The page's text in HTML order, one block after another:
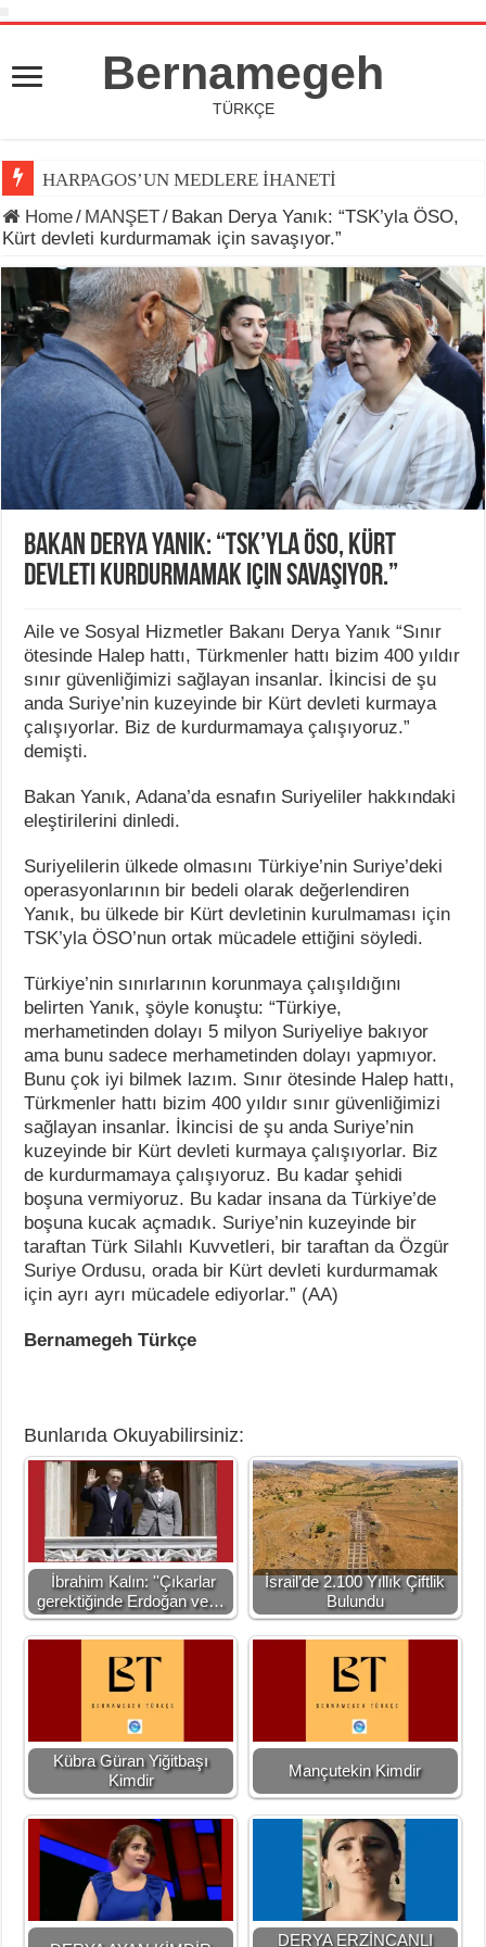
Bernamegeh
TÜRKÇE
HARPAGOS’UN MEDLERE İHANETİ
Home/ MANŞET/ Bakan Derya Yanık: “TSK’yla ÖSO,
Kürt devleti kurdurmamak için savaşıyor.”
Bakan Derya Yanık: “TSK’yla ÖSO, Kürt
devleti kurdurmamak için savaşıyor.”
Aile ve Sosyal Hizmetler Bakanı Derya Yanık “Sınır
ötesinde Halep hattı, Türkmenler hattı bizim 400 yıldır
sınır güvenliğimizi sağlayan insanlar. İkincisi de şu
anda Suriye’nin kuzeyinde bir Kürt devleti kurmaya
çalışıyorlar. Biz de kurdurmamaya çalışıyoruz.”
demişti.
Bakan Yanık, Adana’da esnafın Suriyeliler hakkındaki
eleştirilerini dinledi.
Suriyelilerin ülkede olmasını Türkiye’nin Suriye’deki
operasyonlarının bir bedeli olarak değerlendiren
Yanık, bu ülkede bir Kürt devletinin kurulmaması için
TSK’yla ÖSO’nun ortak mücadele ettiğini söyledi.
Türkiye’nin sınırlarının korunmaya çalışıldığını
belirten Yanık, şöyle konuştu: “Türkiye,
merhametinden dolayı 5 milyon Suriyeliye bakıyor
ama bunu sadece merhametinden dolayı yapmıyor.
Bunu çok iyi bilmek lazım. Sınır ötesinde Halep hattı,
Türkmenler hattı bizim 400 yıldır sınır güvenliğimizi
sağlayan insanlar. İkincisi de şu anda Suriye’nin
kuzeyinde bir Kürt devleti kurmaya çalışıyorlar. Biz
de kurdurmamaya çalışıyoruz. Bu kadar şehidi
boşuna vermiyoruz. Bu kadar insana da Türkiye’de
boşuna kucak açmadık. Suriye’nin kuzeyinde bir
taraftan Türk Silahlı Kuvvetleri, bir taraftan da Özgür
Suriye Ordusu, orada bir Kürt devleti kurdurmamak
için ayrı ayrı mücadele ediyorlar.” (AA)
Bernamegeh Türkçe
Bunlarıda Okuyabilirsiniz:
İbrahim Kalın: ''Çıkarlar
gerektiğinde Erdoğan ve…
İsrail’de 2.100 Yıllık Çiftlik
Bulundu
Kübra Güran Yiğitbaşı
Kimdir
Mançutekin Kimdir
DERYA ERZİNCANLI